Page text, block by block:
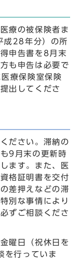
療の被保険者ま
成28年分）の所
申告書を8月末
も申告は必要で
療保険室保険
出してくださ
ださい。滞納の
9月末の更新時
ます。また、医
格証明書を交付
差押えなどの滞
別な事情により
ずご相談くださ
曜日（祝休日を
を行っていま